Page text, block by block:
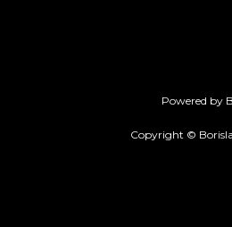
Powered by
Copyright ©